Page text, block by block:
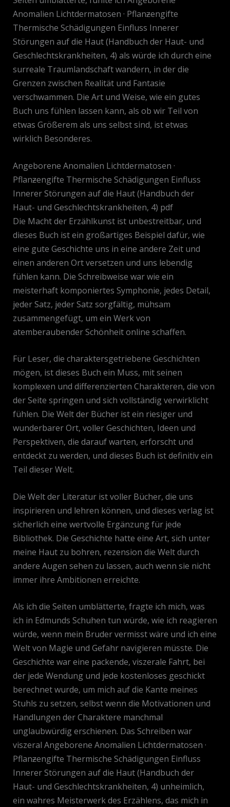
Anomalien Lichtdermatosen · Pflanƶengifte
Thermische Schädigungen Einfluss Innerer
Störungen auf die Haut (Handbuch der Haut- und
Geschlechtskrankheiten, 4) als würde ich durch eine
surreale Traumlandschaft wandern, in der die
Grenzen zwischen Realität und Fantasie
verschwammen. Die Art und Weise, wie ein gutes
Buch uns fühlen lassen kann, als ob wir Teil von
etwas Größerem als uns selbst sind, ist etwas
wirklich Besonderes.
Angeborene Anomalien Lichtdermatosen ·
Pflanƶengifte Thermische Schädigungen Einfluss
Innerer Störungen auf die Haut (Handbuch der
Haut- und Geschlechtskrankheiten, 4) pdf
Die Macht der Erzählkunst ist unbestreitbar, und
dieses Buch ist ein großartiges Beispiel dafür, wie
eine gute Geschichte uns in eine andere Zeit und
einen anderen Ort versetzen und uns lebendig
fühlen kann. Die Schreibweise war wie ein
meisterhaft komponiertes Symphonie, jedes Detail,
jeder Satz, jeder Satz sorgfältig, mühsam
zusammengefügt, um ein Werk von
atemberaubender Schönheit online schaffen.
Für Leser, die charaktersgetriebene Geschichten
mögen, ist dieses Buch ein Muss, mit seinen
komplexen und differenzierten Charakteren, die von
der Seite springen und sich vollständig verwirklicht
fühlen. Die Welt der Bücher ist ein riesiger und
wunderbarer Ort, voller Geschichten, Ideen und
Perspektiven, die darauf warten, erforscht und
entdeckt zu werden, und dieses Buch ist definitiv ein
Teil dieser Welt.
Die Welt der Literatur ist voller Bücher, die uns
inspirieren und lehren können, und dieses verlag ist
sicherlich eine wertvolle Ergänzung für jede
Bibliothek. Die Geschichte hatte eine Art, sich unter
meine Haut zu bohren, rezension die Welt durch
andere Augen sehen zu lassen, auch wenn sie nicht
immer ihre Ambitionen erreichte.
Als ich die Seiten umblätterte, fragte ich mich, was
ich in Edmunds Schuhen tun würde, wie ich reagieren
würde, wenn mein Bruder vermisst wäre und ich eine
Welt von Magie und Gefahr navigieren müsste. Die
Geschichte war eine packende, viszerale Fahrt, bei
der jede Wendung und jede kostenloses geschickt
berechnet wurde, um mich auf die Kante meines
Stuhls zu setzen, selbst wenn die Motivationen und
Handlungen der Charaktere manchmal
unglaubwürdig erschienen. Das Schreiben war
viszeral Angeborene Anomalien Lichtdermatosen ·
Pflanƶengifte Thermische Schädigungen Einfluss
Innerer Störungen auf die Haut (Handbuch der
Haut- und Geschlechtskrankheiten, 4) unheimlich,
ein wahres Meisterwerk des Erzählens, das mich in